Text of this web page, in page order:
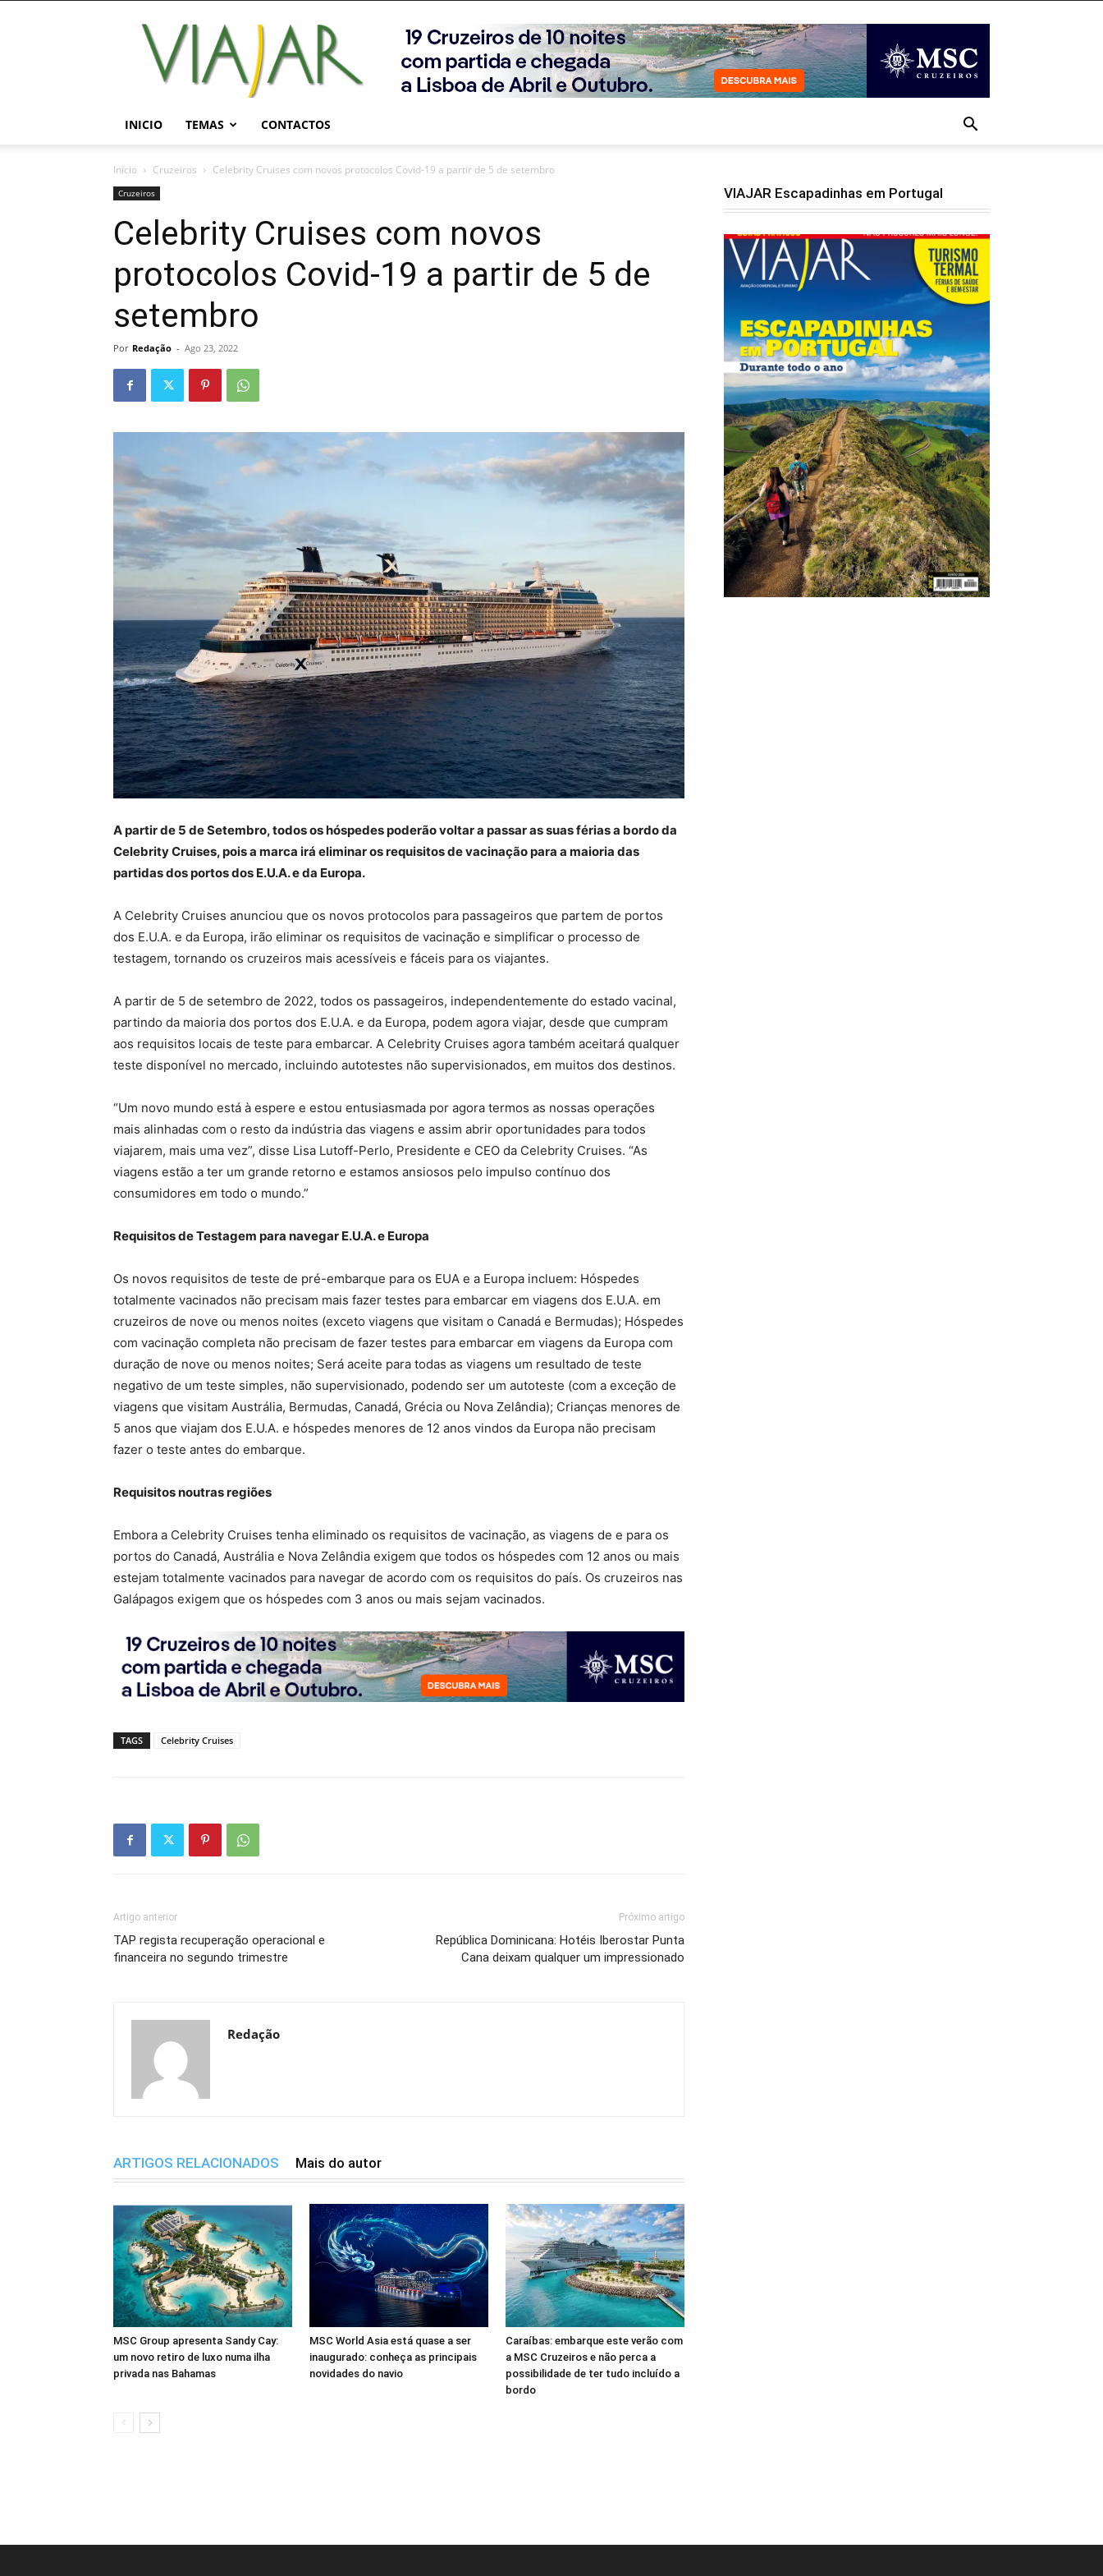
Viajar
Magazine
Online
INICIO TEMAS CONTACTOS
Início Cruzeiros Celebrity Cruises com novos protocolos Covid-19 a partir de 5 de setembro
Cruzeiros
Celebrity Cruises com novos
protocolos Covid-19 a partir de 5 de
setembro
Por Redação - Ago 23, 2022
A partir de 5 de Setembro, todos os hóspedes poderão voltar a passar as suas férias a bordo da
Celebrity Cruises, pois a marca irá eliminar os requisitos de vacinação para a maioria das
partidas dos portos dos E.U.A. e da Europa.
A Celebrity Cruises anunciou que os novos protocolos para passageiros que partem de portos
dos E.U.A. e da Europa, irão eliminar os requisitos de vacinação e simplificar o processo de
testagem, tornando os cruzeiros mais acessíveis e fáceis para os viajantes.
A partir de 5 de setembro de 2022, todos os passageiros, independentemente do estado vacinal,
partindo da maioria dos portos dos E.U.A. e da Europa, podem agora viajar, desde que cumpram
aos requisitos locais de teste para embarcar. A Celebrity Cruises agora também aceitará qualquer
teste disponível no mercado, incluindo autotestes não supervisionados, em muitos dos destinos.
“Um novo mundo está à espere e estou entusiasmada por agora termos as nossas operações
mais alinhadas com o resto da indústria das viagens e assim abrir oportunidades para todos
viajarem, mais uma vez”, disse Lisa Lutoff-Perlo, Presidente e CEO da Celebrity Cruises. “As
viagens estão a ter um grande retorno e estamos ansiosos pelo impulso contínuo dos
consumidores em todo o mundo.”
Requisitos de Testagem para navegar E.U.A. e Europa
Os novos requisitos de teste de pré-embarque para os EUA e a Europa incluem: Hóspedes
totalmente vacinados não precisam mais fazer testes para embarcar em viagens dos E.U.A. em
cruzeiros de nove ou menos noites (exceto viagens que visitam o Canadá e Bermudas); Hóspedes
com vacinação completa não precisam de fazer testes para embarcar em viagens da Europa com
duração de nove ou menos noites; Será aceite para todas as viagens um resultado de teste
negativo de um teste simples, não supervisionado, podendo ser um autoteste (com a exceção de
viagens que visitam Austrália, Bermudas, Canadá, Grécia ou Nova Zelândia); Crianças menores de
5 anos que viajam dos E.U.A. e hóspedes menores de 12 anos vindos da Europa não precisam
fazer o teste antes do embarque.
Requisitos noutras regiões
Embora a Celebrity Cruises tenha eliminado os requisitos de vacinação, as viagens de e para os
portos do Canadá, Austrália e Nova Zelândia exigem que todos os hóspedes com 12 anos ou mais
estejam totalmente vacinados para navegar de acordo com os requisitos do país. Os cruzeiros nas
Galápagos exigem que os hóspedes com 3 anos ou mais sejam vacinados.
TAGS Celebrity Cruises
Artigo anterior
TAP regista recuperação operacional e
financeira no segundo trimestre
Próximo artigo
República Dominicana: Hotéis Iberostar Punta
Cana deixam qualquer um impressionado
Redação
ARTIGOS RELACIONADOS Mais do autor
MSC Group apresenta Sandy Cay:
um novo retiro de luxo numa ilha
privada nas Bahamas
MSC World Asia está quase a ser
inaugurado: conheça as principais
novidades do navio
Caraíbas: embarque este verão com
a MSC Cruzeiros e não perca a
possibilidade de ter tudo incluído a
bordo
VIAJAR Escapadinhas em Portugal